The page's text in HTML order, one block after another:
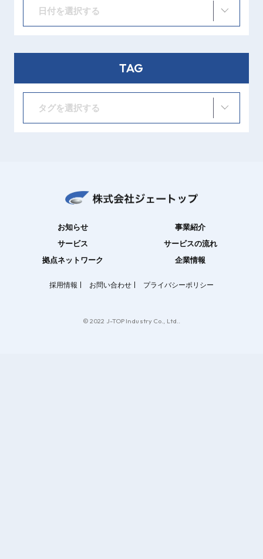
日付を選択する
TAG
タグを選択する
お知らせ
事業紹介
サービス
サービスの流れ
拠点ネットワーク
企業情報
採用情報 お問い合わせ プライバシーポリシー
© 2022 J-TOP Industry Co., Ltd..